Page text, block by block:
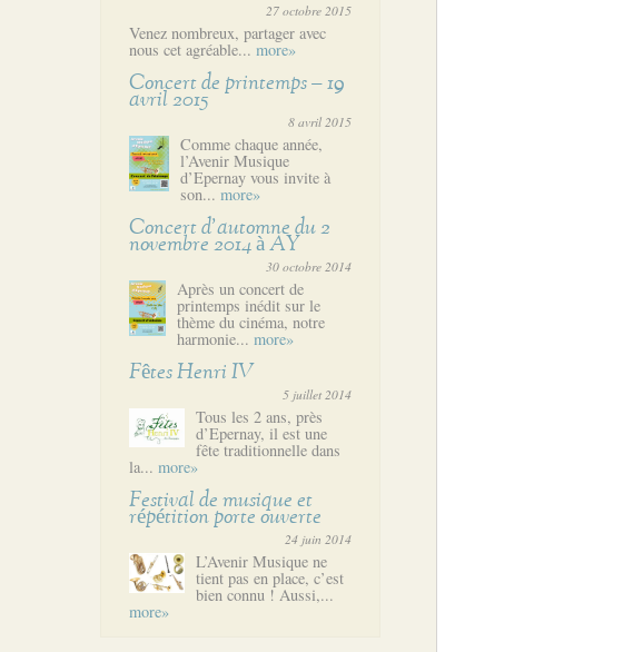
27 octobre 2015
Venez nombreux, partager avec
nous cet agréable... more»
Concert de printemps – 19
avril 2015
8 avril 2015
Comme chaque année,
l’Avenir Musique
d’Epernay vous invite à
son... more»
Concert d’automne du 2
novembre 2014 à AY
30 octobre 2014
Après un concert de
printemps inédit sur le
thème du cinéma, notre
harmonie... more»
Fêtes Henri IV
5 juillet 2014
Tous les 2 ans, près
d’Epernay, il est une
fête traditionnelle dans
la... more»
Festival de musique et
répétition porte ouverte
24 juin 2014
L’Avenir Musique ne
tient pas en place, c’est
bien connu ! Aussi,...
more»